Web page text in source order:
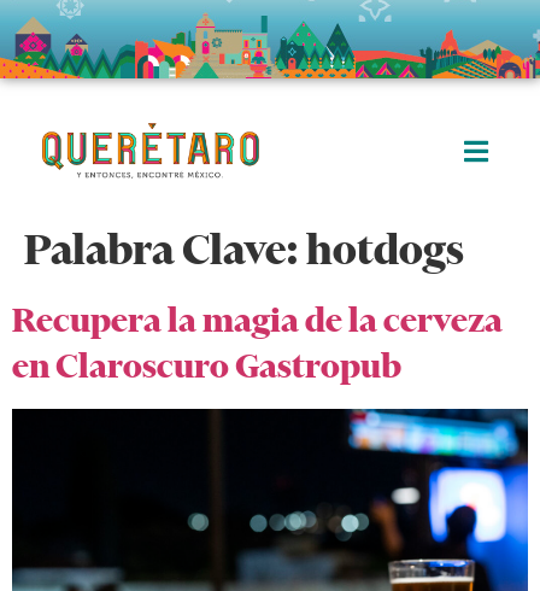
Palabra Clave:hotdogs
Recupera la magia de la cerveza
en Claroscuro Gastropub